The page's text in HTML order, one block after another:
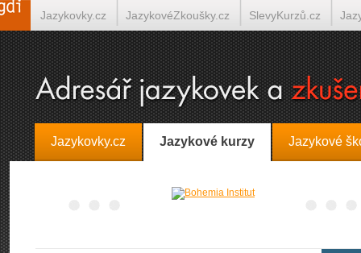
Jazykovky.cz Jazykové kurzy Jazykové
Jazykovky.cz JazykovéZkoušky.cz SlevyKurzů.cz
Španělština on-line Italština on-line Tlumočení-